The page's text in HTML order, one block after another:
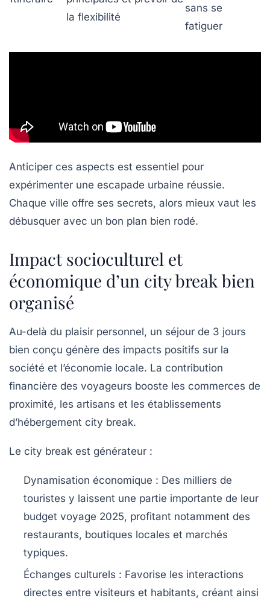
la flexibilité
sans se
fatiguer
Anticiper ces aspects est essentiel pour
expérimenter une escapade urbaine réussie.
Chaque ville offre ses secrets, alors mieux vaut les
débusquer avec un bon plan bien rodé.
Impact socioculturel et
économique d’un city break bien
organisé
Au-delà du plaisir personnel, un séjour de 3 jours
bien conçu génère des impacts positifs sur la
société et l’économie locale. La contribution
financière des voyageurs booste les commerces de
proximité, les artisans et les établissements
d’hébergement city break.
Le city break est générateur :
Dynamisation économique : Des milliers de
touristes y laissent une partie importante de leur
budget voyage 2025, profitant notamment des
restaurants, boutiques locales et marchés
typiques.
Échanges culturels : Favorise les interactions
directes entre visiteurs et habitants, créant ainsi